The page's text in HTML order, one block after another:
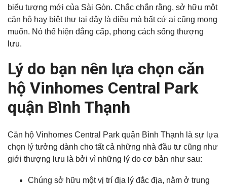
biểu tượng mới của Sài Gòn. Chắc chắn rằng, sở hữu một
căn hộ hay biệt thự tại đây là điều mà bất cứ ai cũng mong
muốn. Nó thể hiện đẳng cấp, phong cách sống thượng
lưu.
Lý do bạn nên lựa chọn căn
hộ Vinhomes Central Park
quận Bình Thạnh
Căn hộ Vinhomes Central Park quận Bình Thạnh là sự lựa
chọn lý tưởng dành cho tất cả những nhà đầu tư cũng như
giới thượng lưu là bởi vì những lý do cơ bản như sau:
Chúng sở hữu một vị trí địa lý đắc địa, nằm ở trung